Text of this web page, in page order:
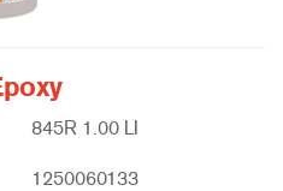
845R 1.00 LI
1250060133